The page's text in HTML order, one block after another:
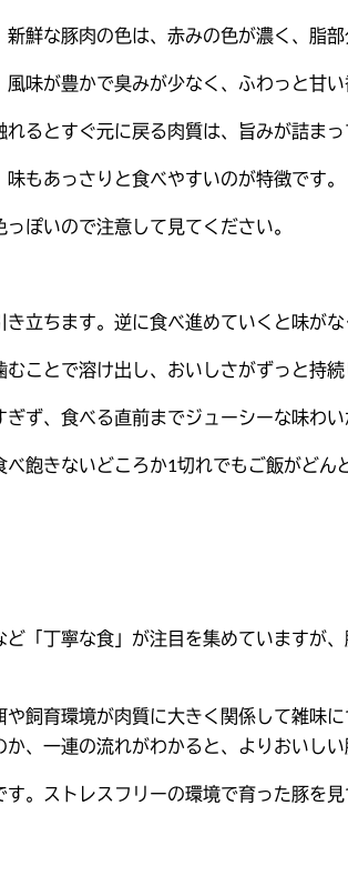
鮮な豚肉の色は、赤みの色が濃く、脂部
味が豊かで臭みが少なく、ふわっと甘い
るとすぐ元に戻る肉質は、旨みが詰まっ
もあっさりと食べやすいのが特徴です。
ぽいので注意して見てください。
立ちます。逆に食べ進めていくと味がな
ことで溶け出し、おいしさがずっと持続
ず、食べる直前までジューシーな味わい
飽きないどころか1切れでもご飯がどん
「丁寧な食」が注目を集めていますが
飼育環境が肉質に大きく関係して雑味
、一連の流れがわかると、よりおいしい
。ストレスフリーの環境で育った豚を